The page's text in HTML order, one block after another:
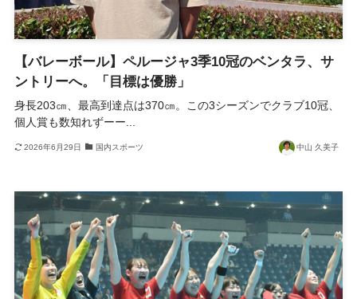
【バレーボール】ペルージャ3季10冠のベンタラ、サ
ントリーへ。「目標は優勝」
身長203㎝、最高到達点は370㎝。この3シーズンでクラブ10冠、
個人賞も数知れずーー...
2026年6月29日 国内スポーツ 中山 久美子